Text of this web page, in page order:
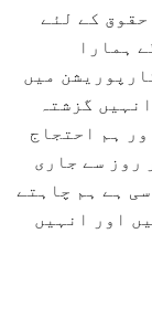
کے لئے
ہمارا
میں
گزشتہ
ہم احتجاج
روز سے جاری
ہے ہم چاہتے
اور انہیں